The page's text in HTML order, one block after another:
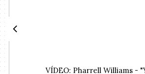
VÍDEO: Pharrell Williams -